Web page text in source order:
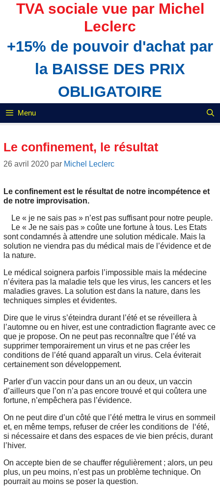
TVA sociale vue par Michel
Leclerc
+15% de pouvoir d'achat par
la BAISSE DES PRIX
OBLIGATOIRE
Menu
Le confinement, le résultat
26 avril 2020 par Michel Leclerc
Le confinement est le résultat de notre incompétence et
de notre improvisation.
Le « je ne sais pas » n’est pas suffisant pour notre peuple.
Le « Je ne sais pas » coûte une fortune à tous. Les Etats
sont condamnés à attendre une solution médicale. Mais la
solution ne viendra pas du médical mais de l’évidence et de
la nature.
Le médical soignera parfois l’impossible mais la médecine
n’évitera pas la maladie tels que les virus, les cancers et les
maladies graves. La solution est dans la nature, dans les
techniques simples et évidentes.
Dire que le virus s’éteindra durant l’été et se réveillera à
l’automne ou en hiver, est une contradiction flagrante avec ce
que je propose. On ne peut pas reconnaître que l’été va
supprimer temporairement un virus et ne pas créer les
conditions de l’été quand apparaît un virus. Cela éviterait
certainement son développement.
Parler d’un vaccin pour dans un an ou deux, un vaccin
d’ailleurs que l’on n’a pas encore trouvé et qui coûtera une
fortune, n’empêchera pas l’évidence.
On ne peut dire d’un côté que l’été mettra le virus en sommeil
et, en même temps, refuser de créer les conditions de l‘été,
si nécessaire et dans des espaces de vie bien précis, durant
l’hiver.
On accepte bien de se chauffer régulièrement ; alors, un peu
plus, un peu moins, n’est pas un problème technique. On
pourrait au moins se poser la question.